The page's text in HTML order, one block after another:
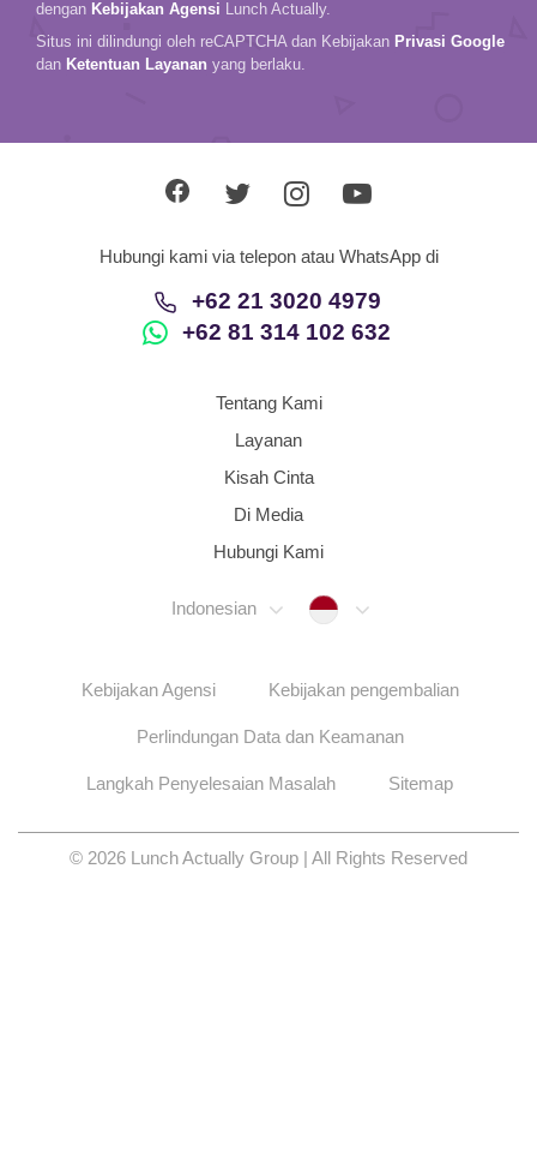
dengan Kebijakan Agensi Lunch Actually.
Situs ini dilindungi oleh reCAPTCHA dan Kebijakan Privasi Google
dan Ketentuan Layanan yang berlaku.
Hubungi kami via telepon atau WhatsApp di
+62 21 3020 4979
+62 81 314 102 632
Tentang Kami
Layanan
Kisah Cinta
Di Media
Hubungi Kami
Indonesian Indonesia
Kebijakan Agensi Kebijakan pengembalian
Perlindungan Data dan Keamanan
Langkah Penyelesaian Masalah Sitemap
© 2026 Lunch Actually Group | All Rights Reserved